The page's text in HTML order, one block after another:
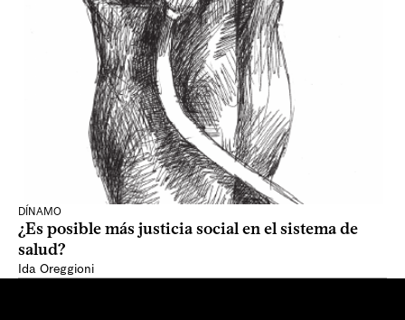
DÍNAMO
¿Es posible más justicia social en el sistema de
salud?
Ida Oreggioni